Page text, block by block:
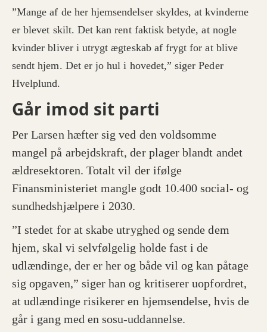
”Mange af de her hjemsendelser skyldes, at kvinderne
er blevet skilt. Det kan rent faktisk betyde, at nogle
kvinder bliver i utrygt ægteskab af frygt for at blive
sendt hjem. Det er jo hul i hovedet,” siger Peder
Hvelplund.
Går imod sit parti
Per Larsen hæfter sig ved den voldsomme
mangel på arbejdskraft, der plager blandt andet
ældresektoren. Totalt vil der ifølge
Finansministeriet mangle godt 10.400 social- og
sundhedshjælpere i 2030.
”I stedet for at skabe utryghed og sende dem
hjem, skal vi selvfølgelig holde fast i de
udlændinge, der er her og både vil og kan påtage
sig opgaven,” siger han og kritiserer uopfordret,
at udlændinge risikerer en hjemsendelse, hvis de
går i gang med en sosu-uddannelse.